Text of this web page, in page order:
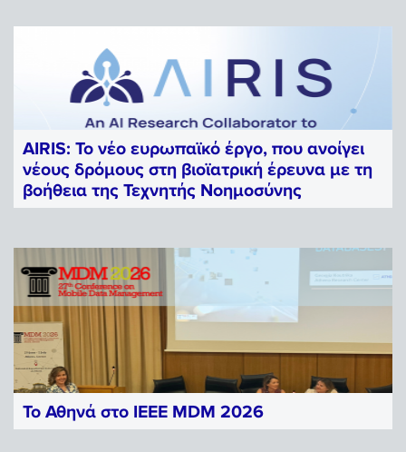
ESA BIC Greece
AIRIS: Το νέο ευρωπαϊκό έργο, που ανοίγει
νέους δρόμους στη βιοϊατρική έρευνα με τη
βοήθεια της Τεχνητής Νοημοσύνης
Το Αθηνά στο IEEE MDM 2026